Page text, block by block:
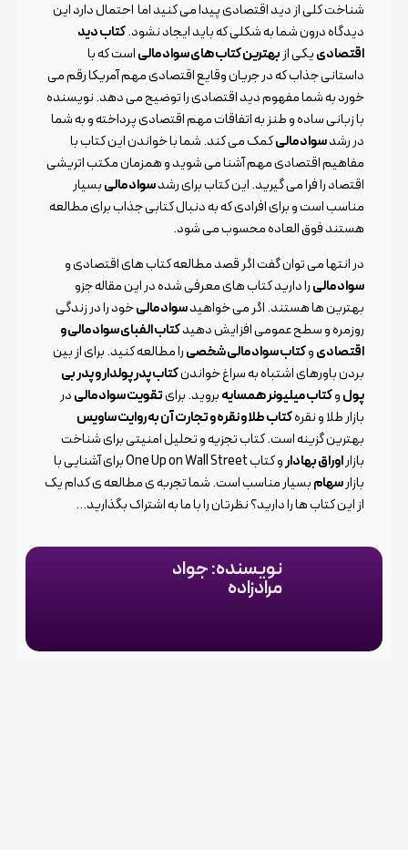
شناخت کلی از دید اقتصادی پیدا می کنید اما احتمال دارد این
دیدگاه درون شما به شکلی که باید ایجاد نشود.کتاب دید
اقتصادییکی از بهترین کتاب های سواد مالیاست که با
داستانی جذاب که در جریان وقایع اقتصادی مهم آمریکا رقم می
خورد به شما مفهوم دید اقتصادی را توضیح می دهد. نویسنده
با زبانی ساده و طنز به اتفاقات مهم اقتصادی پرداخته و به شما
در رشدسواد مالیکمک می کند. شما با خواندن این کتاب با
مفاهیم اقتصادی مهم آشنا می شوید و همزمان مکتب اتریشی
اقتصاد را فرا می گیرید. این کتاب برای رشدسواد مالیبسیار
مناسب است و برای افرادی که به دنبال کتابی جذاب برای مطالعه
هستند فوق العاده محسوب می شود.
در انتها می توان گفت اگر قصد مطالعه کتاب های اقتصادی و
سواد مالیرا دارید کتاب های معرفی شده در این مقاله جزو
بهترین ها هستند. اگر می خواهیدسواد مالیخود را در زندگی
روزمره و سطح عمومی افزایش دهیدکتاب الفبای سواد مالی و
اقتصادیوکتاب سواد مالی شخصیرا مطالعه کنید. برای از بین
بردن باورهای اشتباه به سراغ خواندنکتاب پدر پولدار و پدر بی
پولوکتاب میلیونر همسایهبروید. برایتقویت سواد مالیدر
بازار طلا و نقرهکتاب طلا و نقره و تجارت آن به روایت ساویس
بهترین گزینه است. کتاب تجزیه و تحلیل امنیتی برای شناخت
بازاراوراق بهادار
و کتاب One Up on Wall Street برای آشنایی با
بازارسهامبسیار مناسب است. شما تجربه ی مطالعه ی کدام یک
از این کتاب ها را دارید؟ نظرتان را با ما به اشتراک بگذارید…
نویسنده: جواد
مرادزاده